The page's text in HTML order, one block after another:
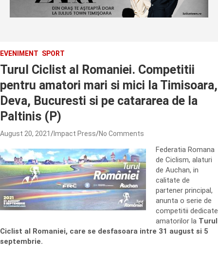
EVENIMENT SPORT
Turul Ciclist al Romaniei. Competitii
pentru amatori mari si mici la Timisoara,
Deva, Bucuresti si pe catararea de la
Paltinis (P)
August 20, 2021 Impact Press No Comments
Federatia Romana
de Ciclism, alaturi
de Auchan, in
calitate de
partener principal,
anunta o serie de
competitii dedicate
amatorilor la Turul
Ciclist al Romaniei, care se desfasoara intre 31 august si 5
septembrie.